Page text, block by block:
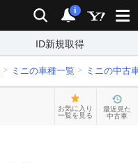
検索 通知
i
ID新規取得
ミニの車種一覧 ミニの中古
お気に入り
一覧を見る
最近見た
中古車